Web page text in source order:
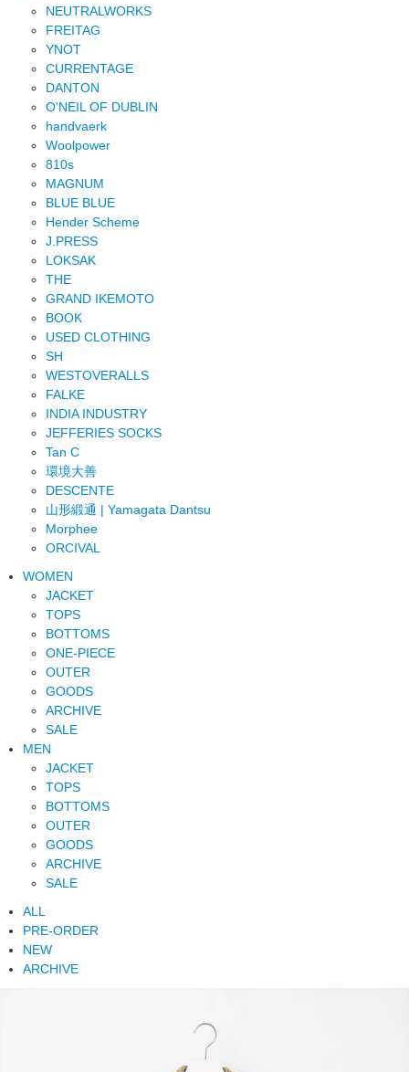
NEUTRALWORKS
FREITAG
YNOT
CURRENTAGE
DANTON
O'NEIL OF DUBLIN
handvaerk
Woolpower
810s
MAGNUM
BLUE BLUE
Hender Scheme
J.PRESS
LOKSAK
THE
GRAND IKEMOTO
BOOK
USED CLOTHING
SH
WESTOVERALLS
FALKE
INDIA INDUSTRY
JEFFERIES SOCKS
Tan C
環境大善
DESCENTE
山形緞通 | Yamagata Dantsu
Morphee
ORCIVAL
WOMEN
JACKET
TOPS
BOTTOMS
ONE-PIECE
OUTER
GOODS
ARCHIVE
SALE
MEN
JACKET
TOPS
BOTTOMS
OUTER
GOODS
ARCHIVE
SALE
ALL
PRE-ORDER
NEW
ARCHIVE